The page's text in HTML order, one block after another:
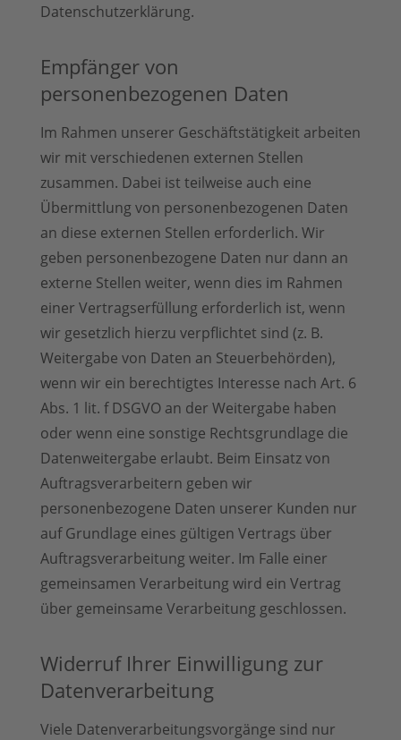
Datenschutzerklärung.
Empfänger von
personenbezogenen Daten
Im Rahmen unserer Geschäftstätigkeit arbeiten
wir mit verschiedenen externen Stellen
zusammen. Dabei ist teilweise auch eine
Übermittlung von personenbezogenen Daten
an diese externen Stellen erforderlich. Wir
geben personenbezogene Daten nur dann an
externe Stellen weiter, wenn dies im Rahmen
einer Vertragserfüllung erforderlich ist, wenn
wir gesetzlich hierzu verpflichtet sind (z. B.
Weitergabe von Daten an Steuerbehörden),
wenn wir ein berechtigtes Interesse nach Art. 6
Abs. 1 lit. f DSGVO an der Weitergabe haben
oder wenn eine sonstige Rechtsgrundlage die
Datenweitergabe erlaubt. Beim Einsatz von
Auftragsverarbeitern geben wir
personenbezogene Daten unserer Kunden nur
auf Grundlage eines gültigen Vertrags über
Auftragsverarbeitung weiter. Im Falle einer
gemeinsamen Verarbeitung wird ein Vertrag
über gemeinsame Verarbeitung geschlossen.
Widerruf Ihrer Einwilligung zur
Datenverarbeitung
Viele Datenverarbeitungsvorgänge sind nur